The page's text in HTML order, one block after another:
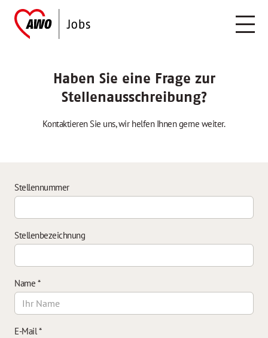
Haben Sie eine Frage zur
Stellenausschreibung?
Kontaktieren Sie uns, wir helfen Ihnen gerne weiter.
Stellennummer
Stellenbezeichnung
Name *
E-Mail*